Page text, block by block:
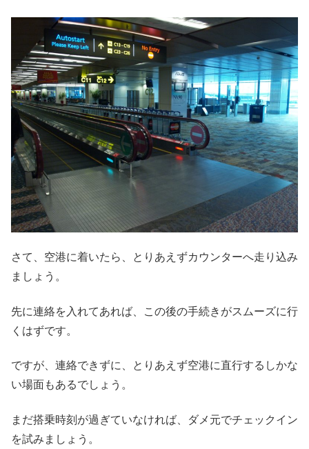
さて、空港に着いたら、とりあえずカウンターへ走り込み
ましょう。
先に連絡を入れてあれば、この後の手続きがスムーズに行
くはずです。
ですが、連絡できずに、とりあえず空港に直行するしかな
い場面もあるでしょう。
まだ搭乗時刻が過ぎていなければ、ダメ元でチェックイン
を試みましょう。